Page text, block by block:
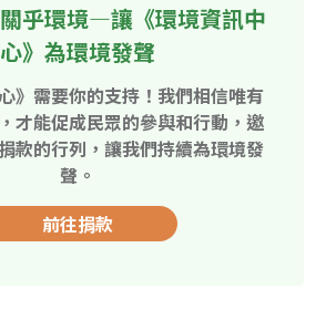
乎環境—讓《環境資訊中
心》為環境發聲
》需要你的支持！我們相信唯有
才能促成民眾的參與和行動，邀
款的行列，讓我們持續為環境發
聲。
前往捐款